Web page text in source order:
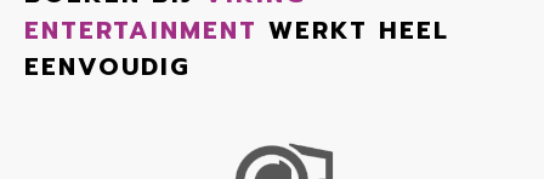
ENTERTAINMENT WERKT HEEL
EENVOUDIG